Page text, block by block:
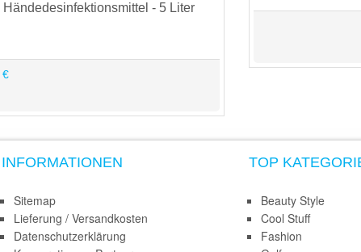
- 5 Liter
€
INFORMATIONEN
Sitemap
Lieferung / Versandkosten
Datenschutzerklärung
TOP
Beauty Style
Cool Stuff
Fashion